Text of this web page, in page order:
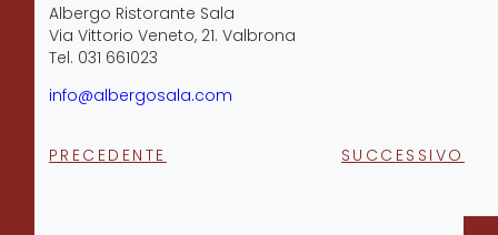
Albergo Ristorante Sala
Via Vittorio Veneto, 21. Valbrona
Tel. 031 661023
info@albergosala.com
PRECEDENTE SUCCESSIVO